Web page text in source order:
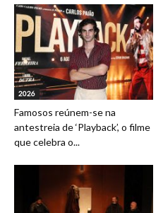
2026
Famosos reúnem-se na
antestreia de ‘Playback’, o filme
que celebra o...